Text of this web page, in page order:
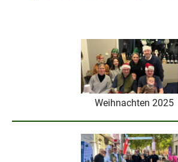
Weihnachten 2025